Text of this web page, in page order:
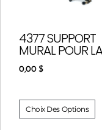
4377 SUPPORT
MURAL POUR
0,00 $
Choix Des Options